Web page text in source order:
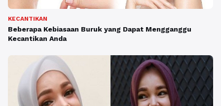
KECANTIKAN
Beberapa Kebiasaan Buruk yang Dapat Mengganggu
Kecantikan Anda